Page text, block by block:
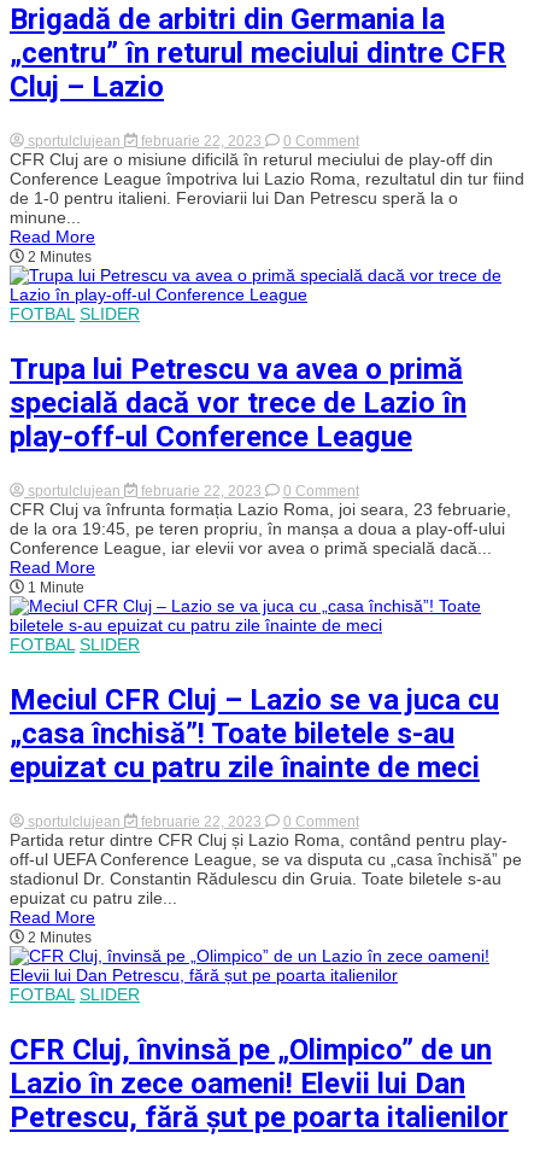
italieni
au
venit
să
Cluj,
în
timp
ce
a
Brigadă de arbitri din Germania la
„centru” în returul meciului dintre CFR
Cluj – Lazio
sportulclujean februarie 22, 2023 0 Commenton
Brigadă
de
arbitri
din
în
–
Lazio
CFR Cluj are o misiune dificilă în returul meciului de play-off din
Conference League împotriva lui Lazio Roma, rezultatul din tur fiind
de 1-0 pentru italieni. Feroviarii lui Dan Petrescu speră la o
minune...
Read More
2 Minutes
FOTBAL SLIDER
Trupa lui Petrescu va avea o primă
specială dacă vor trece de Lazio în
play-off-ul Conference League
sportulclujean februarie 22, 2023 0 Commenton
Trupa
lui
Petrescu
va
primă
specială
de
Lazio
în
play-
off-
ul
CFR Cluj va înfrunta formația Lazio Roma, joi seara, 23 februarie,
de la ora 19:45, pe teren propriu, în manșa a doua a play-off-ului
Conference League, iar elevii vor avea o primă specială dacă...
Read More
1 Minute
FOTBAL SLIDER
Meciul CFR Cluj – Lazio se va juca cu
„casa închisă”! Toate biletele s-au
epuizat cu patru zile înainte de meci
sportulclujean februarie 22, 2023 0 Commenton
Meciul
CFR
Cluj
–
juca
cu
„casa
biletele
s-
au
epuizat
cu
patru
Partida retur dintre CFR Cluj și Lazio Roma, contând pentru play-
off-ul UEFA Conference League, se va disputa cu „casa închisă” pe
stadionul Dr. Constantin Rădulescu din Gruia. Toate biletele s-au
epuizat cu patru zile...
Read More
2 Minutes
FOTBAL SLIDER
CFR Cluj, învinsă pe „Olimpico” de un
Lazio în zece oameni! Elevii lui Dan
Petrescu, fără șut pe poarta italienilor